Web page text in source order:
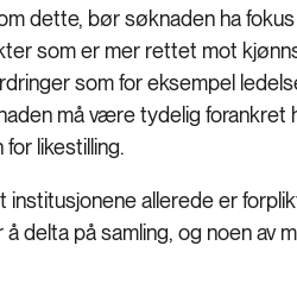
dette, bør søknaden ha
som er mer rettet mot
som for eksempel
må være tydelig forankret
likestilling.
institusjonene allerede er
delta på samling, og noen av